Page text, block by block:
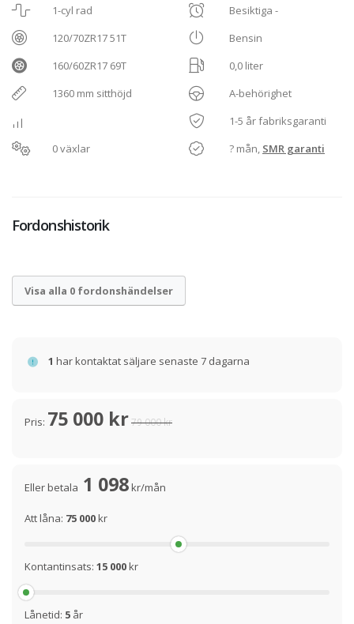
1-cyl rad
120/70ZR17 51T
160/60ZR17 69T
1360 mm sitthöjd
0 växlar
Besiktiga -
Bensin
0,0 liter
A-behörighet
1-5 år fabriksgaranti
? mån, SMR garanti
Fordonshistorik
Visa alla 0 fordonshändelser
1 har kontaktat säljare senaste 7 dagarna
Pris: 75 000 kr79 000 kr
Eller betala 1 098kr/mån
Att låna: 75 000kr
Kontantinsats: 15 000kr
Lånetid: 5 år